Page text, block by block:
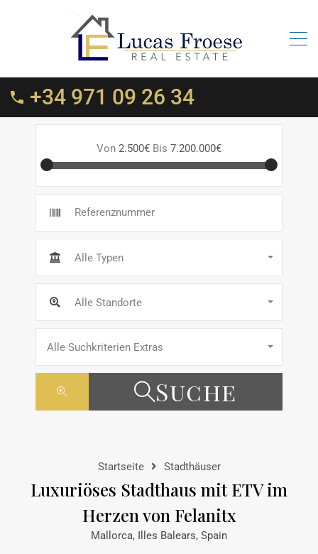
+34 971 09 26 34
Von 2.500€ Bis 7.200.000€
Alle Typen
Alle Standorte
Alle Suchkriterien Extras
Suche
Startseite Stadthäuser
Luxuriöses Stadthaus mit ETV im
Herzen von Felanitx
Mallorca, Illes Balears, Spain